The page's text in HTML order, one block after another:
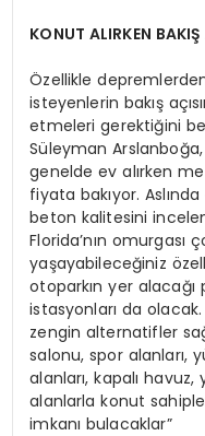
KONUT ALIRKEN
Özellikle
isteyenlerin bakış
etmeleri gerektiğini
Süleyman
genelde ev alırken
fiyata bakıyor.
beton kalitesini
Florida’nın omurgası
yaşayabileceğiniz
otoparkın yer
istasyonları da
zengin alternatifler
salonu, spor alanları,
alanları, kapalı
alanlarla konut
imkanı bulacaklar”